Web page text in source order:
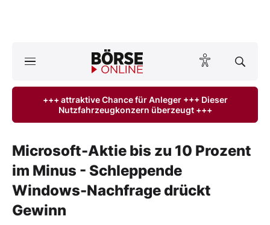
ktuelle Ausgabe BÖRSE ONLINE lesen
Anlageprodukte
Finanz-Check
Abo & Shop
+++ attraktive Chance für Anleger +++ Dieser
Nutzfahrzeugkonzern überzeugt +++
Microsoft-Aktie bis zu 10 Prozent
im Minus - Schleppende
Windows-Nachfrage drückt
Gewinn